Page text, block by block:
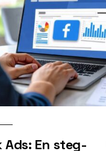
Ads: En steg-